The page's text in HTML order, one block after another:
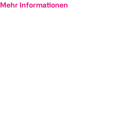
Mehr Informationen